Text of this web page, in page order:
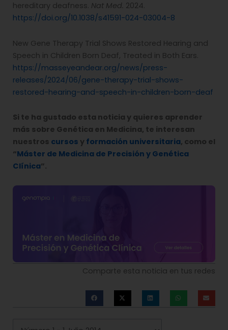
hereditary deafness. Nat Med. 2024.
https://doi.org/10.1038/s41591-024-03004-8
New Gene Therapy Trial Shows Restored Hearing and
Speech in Children Born Deaf, Treated in Both Ears.
https://masseyeandear.org/news/press-
releases/2024/06/gene-therapy-trial-shows-
restored-hearing-and-speech-in-children-born-deaf
Si te ha gustado esta noticia y quieres aprender
más sobre Genética en Medicina, te interesan
nuestros cursos y formación universitaria, como el
“Máster de Medicina de Precisión y Genética
Clínica”.
Comparte esta noticia en tus redes